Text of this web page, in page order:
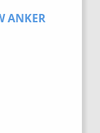
ANKER